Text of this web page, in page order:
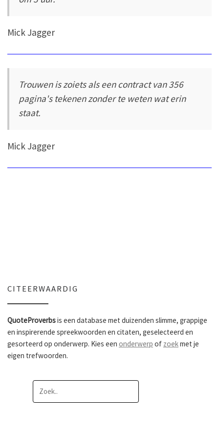
Mick Jagger
Trouwen is zoiets als een contract van 356
pagina's tekenen zonder te weten wat erin
staat.
Mick Jagger
CITEERWAARDIG
QuoteProverbsis een database met duizenden slimme, grappige
en inspirerende spreekwoorden en citaten, geselecteerd en
gesorteerd op onderwerp. Kies een onderwerp of zoekmet je
eigen trefwoorden.